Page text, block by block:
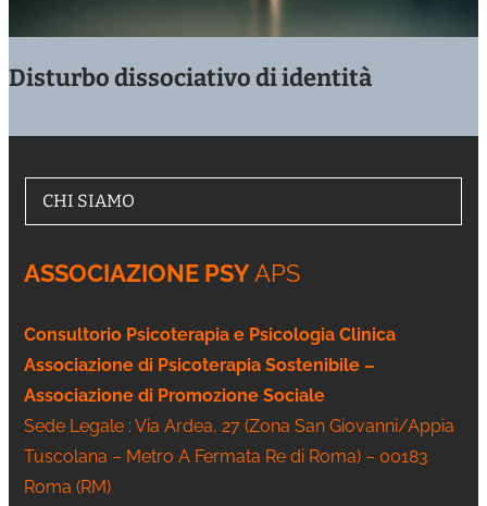
Disturbo dissociativo di identità
CHI SIAMO
ASSOCIAZIONE PSYAPS
Consultorio Psicoterapia e Psicologia Clinica
Associazione di Psicoterapia Sostenibile –
Associazione di Promozione Sociale
Sede Legale : Via Ardea, 27 (Zona San Giovanni/Appia
Tuscolana – Metro A Fermata Re di Roma) – 00183
Roma (RM)